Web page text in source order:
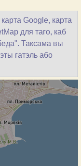
Google, карта
для таго, каб
Таксама вы
гатэль або